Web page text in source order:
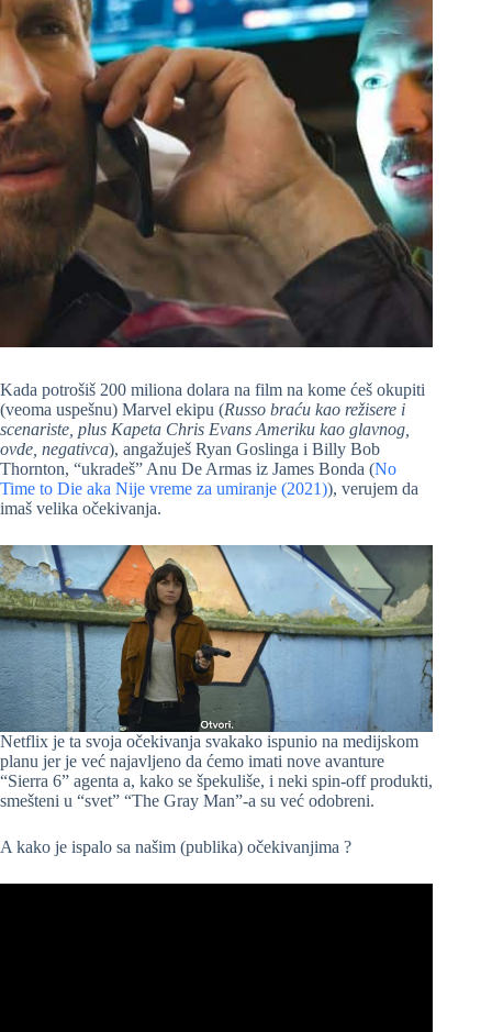
Kada potrošiš 200 miliona dolara na film na kome ćeš okupiti
(veoma uspešnu) Marvel ekipu (Russo braću kao režisere i
scenariste, plus Kapeta Chris Evans Ameriku kao glavnog,
ovde, negativca), angažuješ Ryan Goslinga i Billy Bob
Thornton, “ukradeš” Anu De Armas iz James Bonda (No
Time to Die aka Nije vreme za umiranje (2021)), verujem da
imaš velika očekivanja.
Netflix je ta svoja očekivanja svakako ispunio na medijskom
planu jer je već najavljeno da ćemo imati nove avanture
“Sierra 6” agenta a, kako se špekuliše, i neki spin-off produkti,
smešteni u “svet” “The Gray Man”-a su već odobreni.
A kako je ispalo sa našim (publika) očekivanjima ?